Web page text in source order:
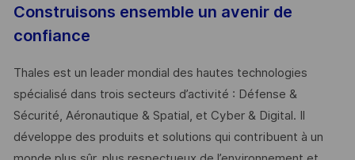
Construisons ensemble un avenir de
confiance
Thales est un leader mondial des hautes technologies
spécialisé dans trois secteurs d’activité : Défense &
Sécurité, Aéronautique & Spatial, et Cyber & Digital. Il
développe des produits et solutions qui contribuent à un